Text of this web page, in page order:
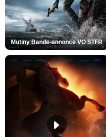
Mutiny Bande-annonce VO STFR